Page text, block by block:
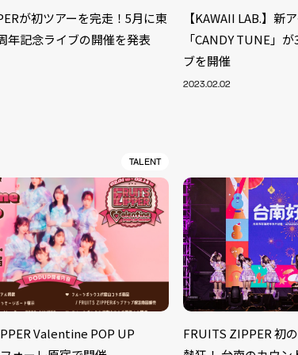
が初ツアーを完走！5月に東
年記念ライブの開催を発表
【KAWAII LAB.】新
「CANDY TUNE」
ブを開催
2023.02.02
TALENT
Valentine POP UP
FRUITS ZIPPER 初
ARTIST40